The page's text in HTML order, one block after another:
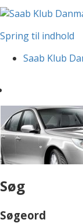
Spring til indhold
Saab Klub
Søg
Søgeord